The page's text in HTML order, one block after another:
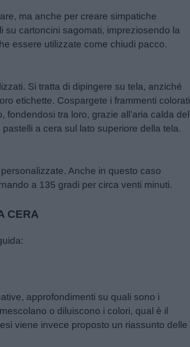
ma anche per creare simpatiche
su cartoncini sagomati, impreziosendo la
essere utilizzate come chiudi pacco.
Si tratta di dipingere su tela, anziché
etichette. Cospargete i frammenti colorati
tra loro, grazie all’aria calda del
a cera sul lato superiore della tela.
Anche in questo caso
a 135 gradi per circa venti minuti.
CERA
approfondimenti su quali sono i
o diluiscono i colori, qual è il
viene invece proposto un riassunto delle